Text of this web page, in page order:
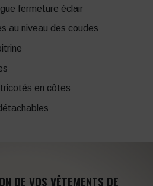
fermeture éclair
au niveau des coudes
en côtes
DE VOS VÊTEMENTS DE